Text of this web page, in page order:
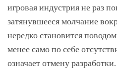
игровая индустрия не раз
затянувшееся молчание
нередко становится
менее само по себе
означает отмену разработки.